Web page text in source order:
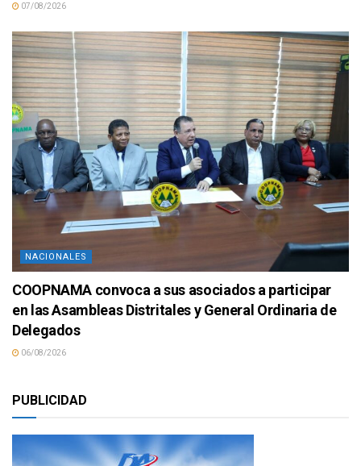
07/08/2026
NACIONALES
COOPNAMA convoca a sus asociados a participar
en las Asambleas Distritales y General Ordinaria de
Delegados
06/08/2026
PUBLICIDAD